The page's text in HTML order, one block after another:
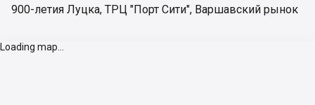
900-летия Луцка, ТРЦ "Порт Сити", Варшавский рынок
Loading map...